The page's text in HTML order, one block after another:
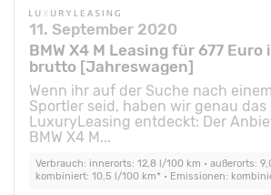
11. September 2020
BMW X4 M Leasing für 677 Euro
brutto [Jahreswagen]
Wenn ihr auf der Suche nach
Sportler seid, haben wir genau das
LuxuryLeasing entdeckt: Der
BMW X4 M...
Verbrauch: innerorts: 12,8 l/100 km • außerorts:
kombiniert: 10,5 l/100 km* • Emissionen: